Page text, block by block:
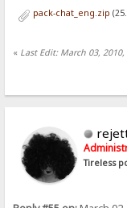
pack-chat_eng.zip
« Last Edit: March 03,
Tireless